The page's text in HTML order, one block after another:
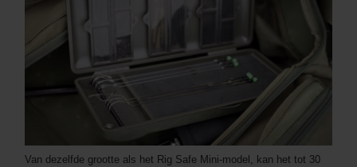
Van dezelfde grootte als het Rig Safe Mini-model, kan het tot 30